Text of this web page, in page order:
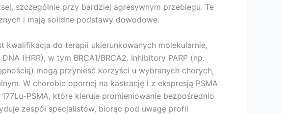
szczególnie przy bardziej agresywnym przebiegu. Te
i mają solidne podstawy dowodowe.
kwalifikacja do terapii ukierunkowanych molekularnie,
(HRR), w tym BRCA1/BRCA2. Inhibitory PARP (np.
mogą przynieść korzyści u wybranych chorych,
W chorobie opornej na kastrację i z ekspresją PSMA
PSMA, które kieruje promieniowanie bezpośrednio
zespół specjalistów, biorąc pod uwagę profil